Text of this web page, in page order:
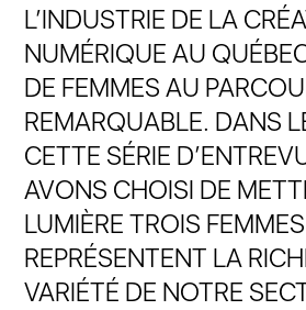
L’INDUSTRIE DE LA
NUMÉRIQUE AU
DE FEMMES AU
REMARQUABLE. DANS
CETTE SÉRIE
AVONS CHOISI DE
LUMIÈRE TROIS
REPRÉSENTENT LA
VARIÉTÉ DE NOTRE